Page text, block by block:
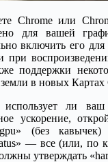
Chrome или
для вашей
включить его
при
поддержки
в новых Картах
использует ли
ускорение,
gpu» (без
— все (или, по
утверждать